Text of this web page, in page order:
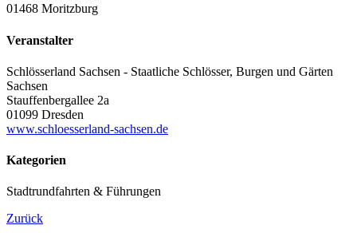
01468 Moritzburg
Veranstalter
Schlösserland Sachsen - Staatliche Schlösser, Burgen und Gärten
Sachsen
Stauffenbergallee 2a
01099 Dresden
www.schloesserland-sachsen.de
Kategorien
Stadtrundfahrten & Führungen
Zurück